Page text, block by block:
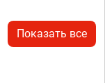
Показать все